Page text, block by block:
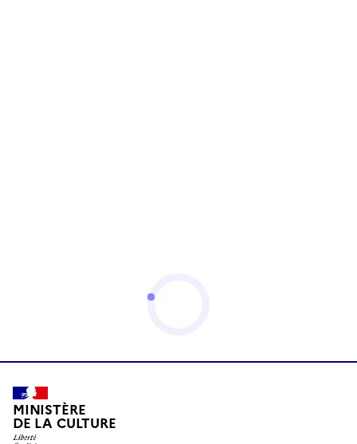
MINISTÈRE
DE LA CULTURE